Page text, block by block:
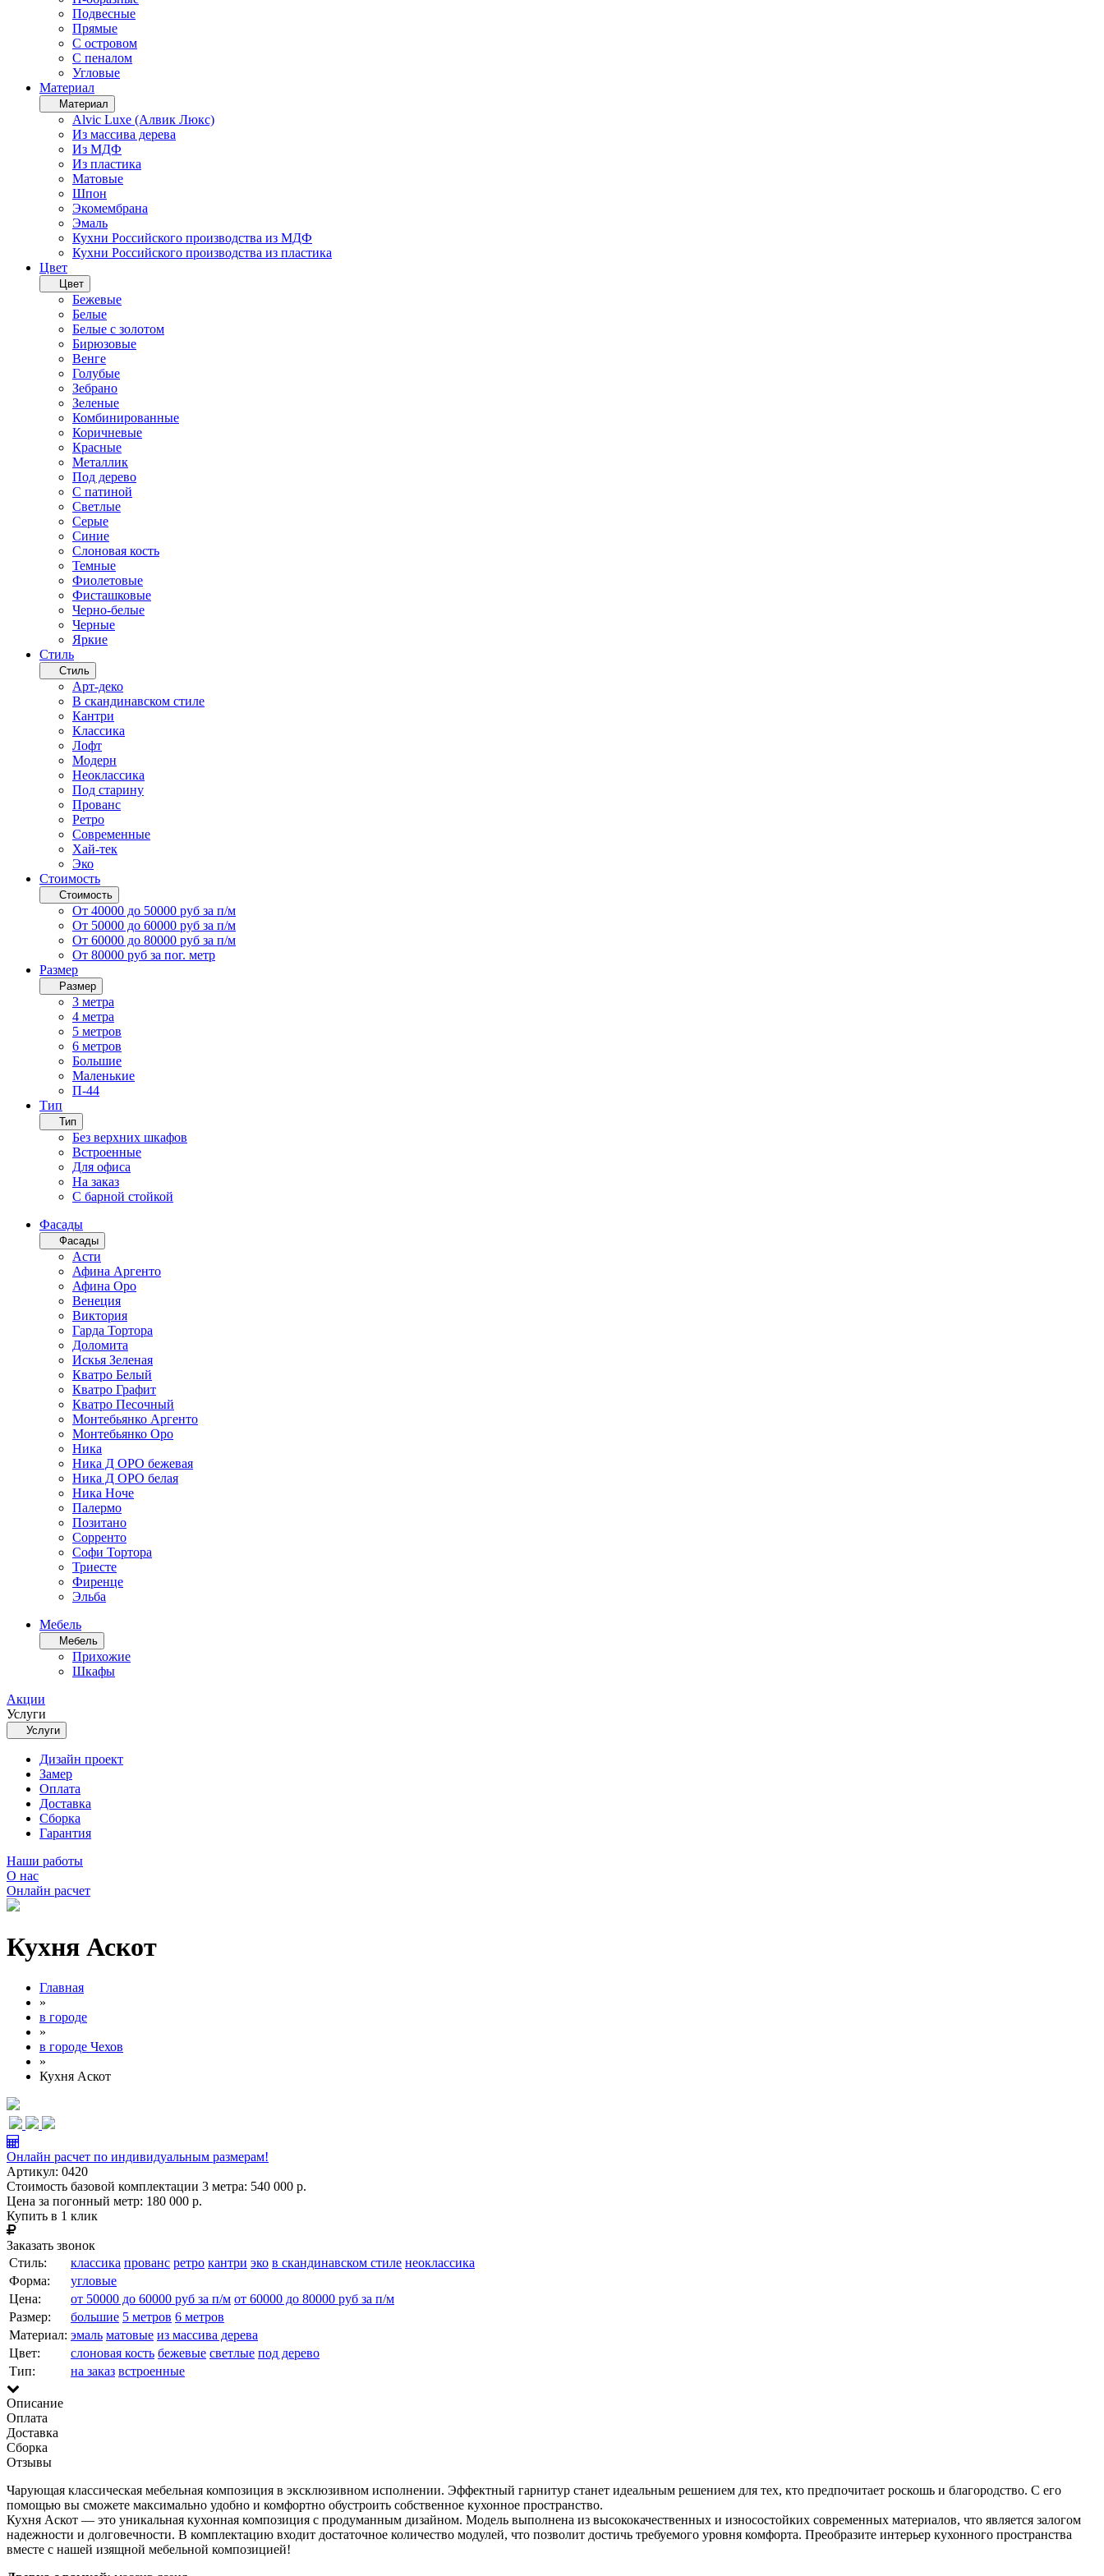
Подвесные
Прямые
С островом
С пеналом
Угловые
Материал
Материал
Alvic Luxe (Алвик Люкс)
Из массива дерева
Из МДФ
Из пластика
Матовые
Шпон
Экомембрана
Эмаль
Кухни Российского производства из МДФ
Кухни Российского производства из пластика
Цвет
Цвет
Бежевые
Белые
Белые с золотом
Бирюзовые
Венге
Голубые
Зебрано
Зеленые
Комбинированные
Коричневые
Красные
Металлик
Под дерево
С патиной
Светлые
Серые
Синие
Слоновая кость
Темные
Фиолетовые
Фисташковые
Черно-белые
Черные
Яркие
Стиль
Стиль
Арт-деко
В скандинавском стиле
Кантри
Классика
Лофт
Модерн
Неоклассика
Под старину
Прованс
Ретро
Современные
Хай-тек
Эко
Стоимость
Стоимость
От 40000 до 50000 руб за п/м
От 50000 до 60000 руб за п/м
От 60000 до 80000 руб за п/м
От 80000 руб за пог. метр
Размер
Размер
3 метра
4 метра
5 метров
6 метров
Большие
Маленькие
П-44
Тип
Тип
Без верхних шкафов
Встроенные
Для офиса
На заказ
С барной стойкой
Фасады
Фасады
Асти
Афина Аргенто
Афина Оро
Венеция
Виктория
Гарда Тортора
Доломита
Искья Зеленая
Кватро Белый
Кватро Графит
Кватро Песочный
Монтебьянко Аргенто
Монтебьянко Оро
Ника
Ника Д ОРО бежевая
Ника Д ОРО белая
Ника Ноче
Палермо
Позитано
Сорренто
Софи Тортора
Триесте
Фиренце
Эльба
Мебель
Мебель
Прихожие
Шкафы
Акции
Услуги
Услуги
Дизайн проект
Замер
Оплата
Доставка
Сборка
Гарантия
Наши работы
О нас
Онлайн расчет
Кухня Аскот
Главная
»
в городе
»
в городе Чехов
»
Кухня Аскот
Онлайн расчет по индивидуальным размерам!
Артикул: 0420
Стоимость базовой комплектации 3 метра: 540 000 р.
Цена за погонный метр: 180 000 р.
Купить в 1 клик
Заказать звонок
Стиль:
классика прованс ретро кантри эко в скандинавском стиле неоклассика
Форма:
угловые
Цена:
от 50000 до 60000 руб за п/м от 60000 до 80000 руб за п/м
Размер:
большие 5 метров 6 метров
Материал: эмаль матовые из массива дерева
Цвет:
слоновая кость бежевые светлые под дерево
Тип:
на заказ встроенные
Описание
Оплата
Доставка
Сборка
Отзывы
Чарующая классическая мебельная композиция в эксклюзивном исполнении. Эффектный гарнитур станет идеальным решением для тех, кто предпочитает роскошь и благородство. С его
помощью вы сможете максимально удобно и комфортно обустроить собственное кухонное пространство.
Кухня Аскот — это уникальная кухонная композиция с продуманным дизайном. Модель выполнена из высококачественных и износостойких современных материалов, что является залогом
надежности и долговечности. В комплектацию входит достаточное количество модулей, что позволит достичь требуемого уровня комфорта. Преобразите интерьер кухонного пространства
вместе с нашей изящной мебельной композицией!